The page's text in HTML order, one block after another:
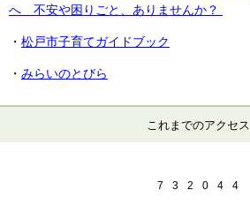
へ 不安や困りごと、ありませんか？
・ 松戸市子育てガイドブック
・ みらいのとびら
これまでのアクセス
7 3 2 0 4 4